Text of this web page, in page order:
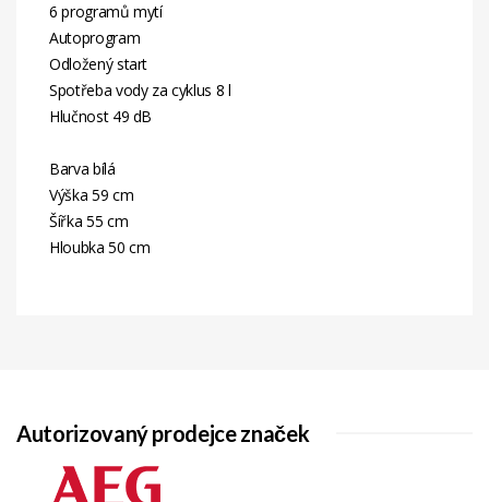
6 programů mytí
Autoprogram
Odložený start
Spotřeba vody za cyklus 8 l
Hlučnost 49 dB
Barva bílá
Výška 59 cm
Šířka 55 cm
Hloubka 50 cm
Autorizovaný prodejce značek